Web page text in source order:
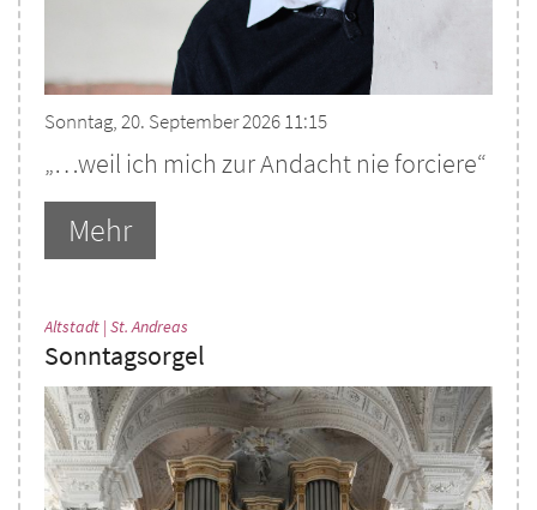
Sonntag, 20. September 2026 11:15
„…weil ich mich zur Andacht nie forciere“
Mehr
Altstadt | St. Andreas
Sonntagsorgel